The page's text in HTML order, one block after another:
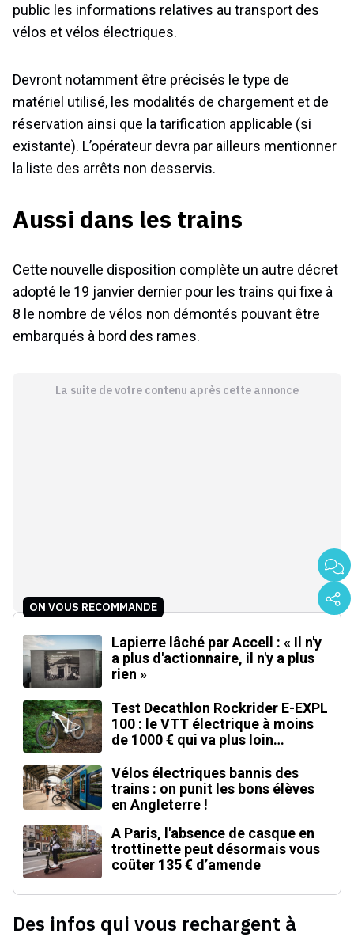
public les informations relatives au transport des
vélos et vélos électriques.
Devront notamment être précisés le type de
matériel utilisé, les modalités de chargement et de
réservation ainsi que la tarification applicable (si
existante). L’opérateur devra par ailleurs mentionner
la liste des arrêts non desservis.
Aussi dans les trains
Cette nouvelle disposition complète un autre décret
adopté le 19 janvier dernier pour les trains qui fixe à
8 le nombre de vélos non démontés pouvant être
embarqués à bord des rames.
La suite de votre contenu après cette annonce
ON VOUS RECOMMANDE
Lapierre lâché par Accell : « Il n'y
a plus d'actionnaire, il n'y a plus
rien »
Test Decathlon Rockrider E-EXPL
100 : le VTT électrique à moins
de 1000 € qui va plus loin
Vélos électriques bannis des
trains : on punit les bons élèves
en Angleterre !
A Paris, l'absence de casque en
trottinette peut désormais vous
coûter 135 € d’amende
Des infos qui vous rechargent à